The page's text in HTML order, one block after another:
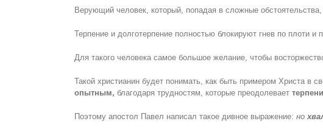
Верующий человек, который, попадая в сложные
Терпение и долготерпение полностью блокируют гнев по плоти и
Для такого человека самое большое желание, чтобы
Такой христианин будет понимать, как быть примером Христа в
опытным, благодаря трудностям, которые преодолевает
Поэтому апостол Павел написал такое дивное выражение: но